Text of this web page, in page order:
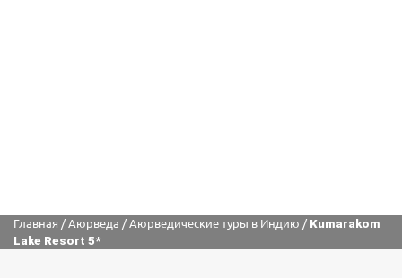
Главная / Аюрведа / Аюрведические туры в Индию / Kumarakom
Lake Resort 5*